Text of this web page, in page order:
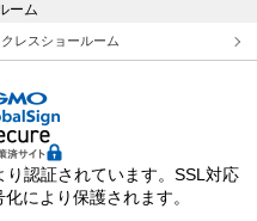
ーム
クレスショールーム
認証されています。SSL対応
により保護されます。